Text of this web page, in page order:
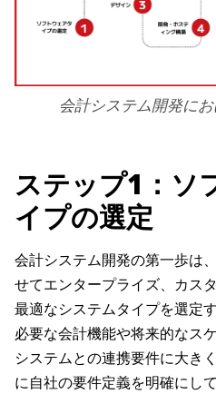
会計システム開発に
ステップ1：ソ
イプの選定
会計システム開発の第一歩は
せてエンタープライズ、カス
最適なシステムタイプを選定
必要な会計機能や将来的なス
システムとの連携要件に大き
に自社の要件定義を明確にし